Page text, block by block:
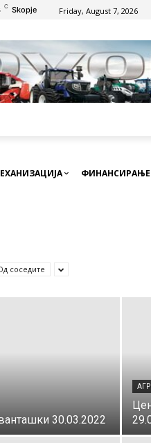
C Skopje Friday, August 7, 2026
ФИНАНСИРАЊЕ
соседите
30.03.2022